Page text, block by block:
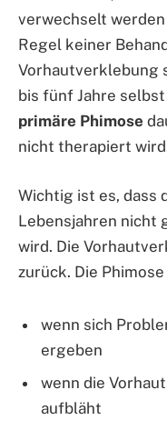
verwechselt
Regel keiner
Vorhautverklebung
bis fünf Jahre
primäre Phimose
nicht therapiert
Wichtig ist es, dass
Lebensjahren nicht
wird. Die
zurück. Die
wenn sich
ergeben
wenn die
aufbläht